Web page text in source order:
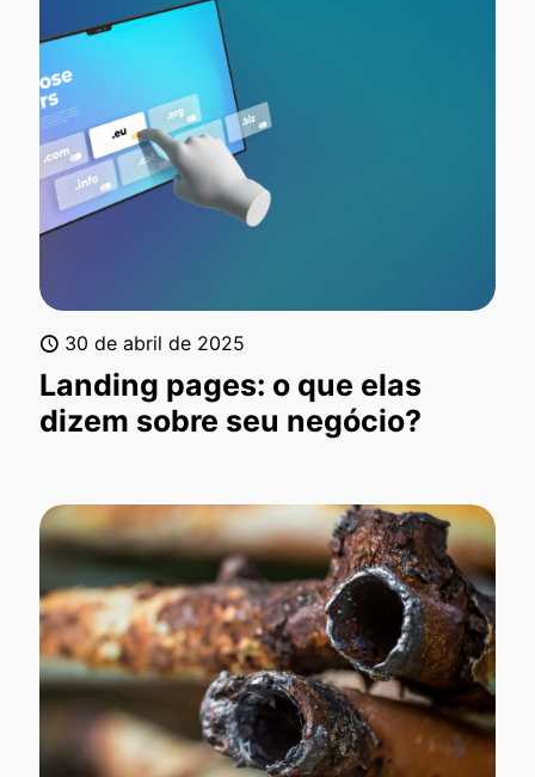
30 de abril de 2025
Landing pages: o que elas
dizem sobre seu negócio?